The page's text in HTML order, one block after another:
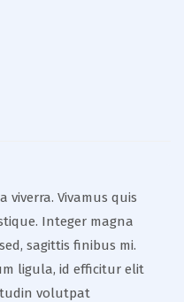
Vivamus quis
Integer magna
sagittis finibus mi.
ligula, id efficitur elit
volutpat